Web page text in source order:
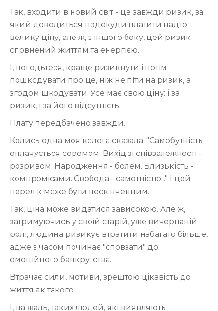
Так, входити в новий світ - це завжди ризик, за
який доводиться подекуди платити надто
велику ціну, але ж, з іншого боку, цей ризик
сповнений життям та енергією.
І, погодьтеся, краще ризикнути і потім
пошкодувати про це, ніж не піти на ризик, а
згодом шкодувати. Усе має свою ціну: і за
ризик, і за його відсутність.
Плату передбачено завжди.
Колись одна моя колега сказала: "Самобутність
оплачується соромом. Вихід зі співзалежності -
розривом. Народження - болем. Близькість -
компромісами. Свобода - самотністю..." І цей
перелік може бути нескінченним.
Так, ціна може видатися зависокою. Але ж,
затримуючись у своїй старій, уже вичерпаній
ролі, людина ризикує втратити набагато більше,
адже з часом починає "сповзати" до
емоційного банкрутства.
Втрачає сили, мотиви, зрештою цікавість до
життя як такого.
І, на жаль, таких людей, які виявляють